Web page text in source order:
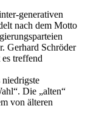
generativen
nach dem Motto
Gerhard Schröder
treffend
niedrigste
Die „alten“
von älteren